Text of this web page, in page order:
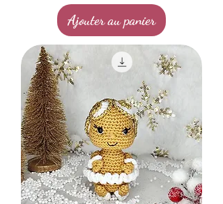
Ajouter au panier